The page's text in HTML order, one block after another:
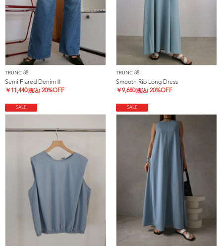
TRUNC 88
Semi Flared DenimⅡ
￥ 11,440(税込) 20%OFF
TRUNC 88
Smooth Rib Long Dress
￥9,680(税込) 20%OFF
SALE SALE